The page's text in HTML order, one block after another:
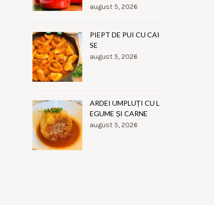
august 5, 2026
PIEPT DE PUI CU CAI
SE
august 5, 2026
ARDEI UMPLUȚI CU L
EGUME ȘI CARNE
august 5, 2026